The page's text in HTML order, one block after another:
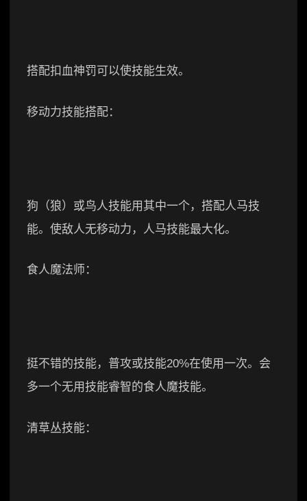
搭配扣血神罚可以使技能生效。
移动力技能搭配：
狗（狼）或鸟人技能用其中一个，搭配人马技
能。使敌人无移动力，人马技能最大化。
食人魔法师：
挺不错的技能，普攻或技能20%在使用一次。会
多一个无用技能睿智的食人魔技能。
清草丛技能：